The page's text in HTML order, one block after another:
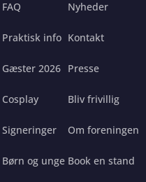
FAQ
Praktisk info
Gæster 2026
Cosplay
Signeringer
Børn og unge
Nyheder
Kontakt
Presse
Bliv frivillig
Om foreningen
Book en stand